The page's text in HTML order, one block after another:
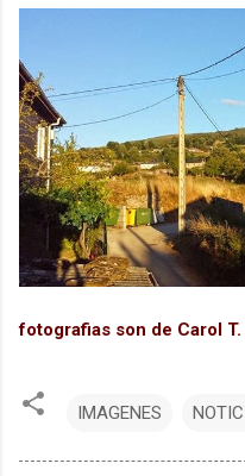
fotografias son de Carol T.
IMAGENES